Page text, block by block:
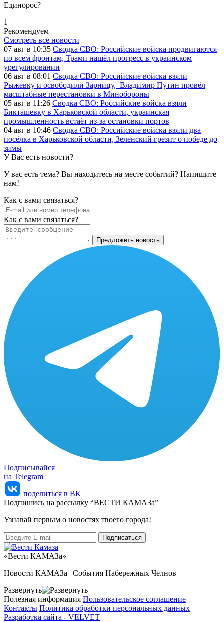
Единорос?
1
Рекомендуем
Смотреть все новости
07 авг в 10:35 Сводка СВО: Российские войска продвигаются
по всем фронтам, Трамп нашёл прогресс в украинском
урегулировании
06 авг в 08:01 Сводка СВО: Российские войска взяли
Рыжевку и освободили Зарницу, Владимир Путин провёл
масштабные перестановки в Минобороны
05 авг в 11:26 Сводка СВО: Российские войска взяли
Бикташевку в Харьковской области, украинская
промышленность встаёт из-за остановки портов
04 авг в 10:46 Сводка СВО: Российские войска взяли два
посёлка в Харьковской области, Зеленский грезит о победе до
зимы
У Вас есть новости?
У вас есть тема? Вы находитесь на месте событий? Напишите
нам!
Как c вами связаться?
Как c вами связаться?
Предложить новость
Подписывайся
на Telegram
поделиться в ВК
Подпишись на рассылку “ВЕСТИ КАМАЗа”
Узнaвай первым о новостях твоего города!
«Вести КАМАЗа»
Новости КАМАЗа | События Набережных Челнов
Развернуть
Полезная информация Пользовательское соглашение
Контакты Политика обработки персональных данных
Разработка сайта - VELVET